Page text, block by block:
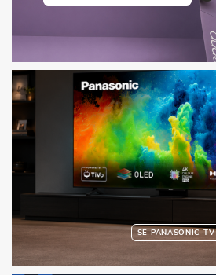
SE PANASONIC TV